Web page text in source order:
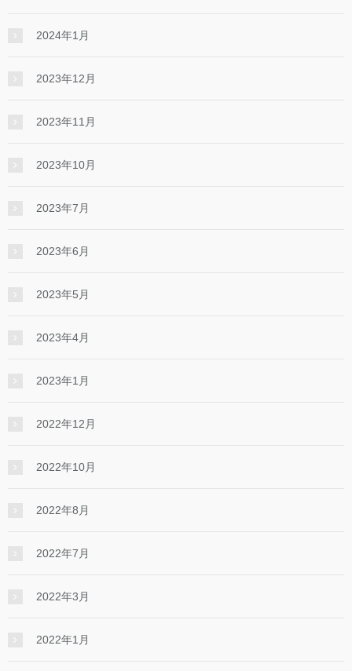
2024年1月
2023年12月
2023年11月
2023年10月
2023年7月
2023年6月
2023年5月
2023年4月
2023年1月
2022年12月
2022年10月
2022年8月
2022年7月
2022年3月
2022年1月